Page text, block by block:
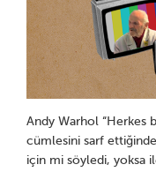
Andy Warhol “Herkes
cümlesini sarf
için mi söyledi, yoksa